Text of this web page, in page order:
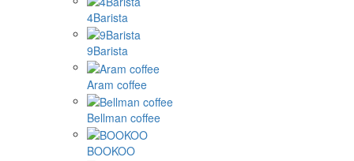
4Barista
9Barista
Aram coffee
Bellman coffee
BOOKOO